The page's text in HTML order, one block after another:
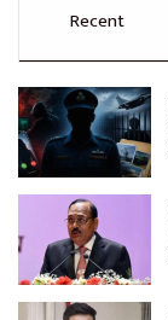
Recent